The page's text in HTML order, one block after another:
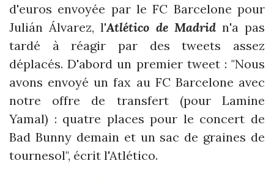
d'euros envoyée par le FC Barcelone pour
Julián Álvarez, l'Atlético de Madrid n'a pas
tardé à réagir par des tweets assez
déplacés. D'abord un premier tweet : "Nous
avons envoyé un fax au FC Barcelone avec
notre offre de transfert (pour Lamine
Yamal) : quatre places pour le concert de
Bad Bunny demain et un sac de graines de
tournesol", écrit l'Atlético.